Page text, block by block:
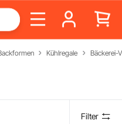
Kühlregale Bäckerei-
Filter